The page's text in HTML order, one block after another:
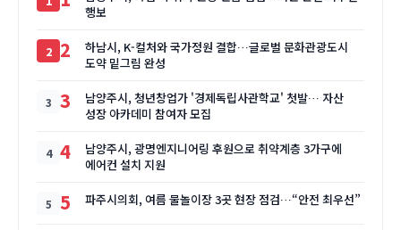
행보
2
하남시, K-컬처와 국가정원 결합…글로벌 문화관광도시
도약 밑그림 완성
3
남양주시, 청년창업가 '경제독립사관학교' 첫발… 자산
성장 아카데미 참여자 모집
4
남양주시, 광명엔지니어링 후원으로 취약계층 3가구에
에어컨 설치 지원
5 파주시의회, 여름 물놀이장 3곳 현장 점검…“안전 최우선”